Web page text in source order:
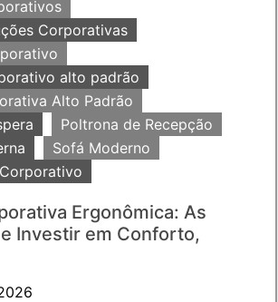
Corporativas
alto padrão
Alto Padrão
Poltrona de Recepção
Sofá Moderno
Ergonômica: As
Investir em Conforto,